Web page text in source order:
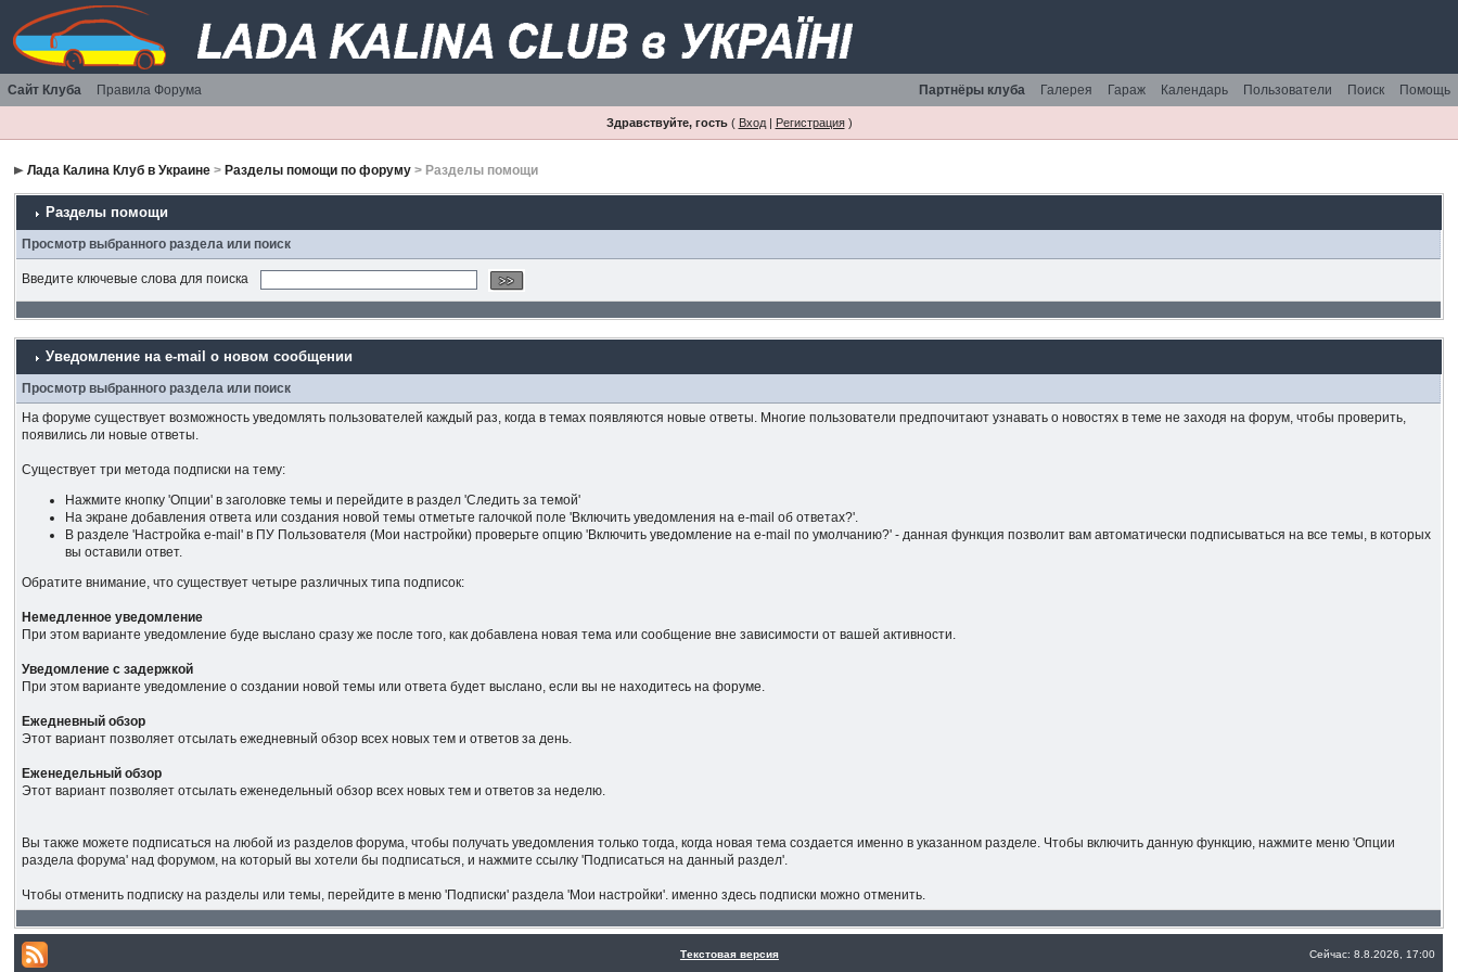
Сайт Клуба Правила Форума Помощь
Поиск
Пользователи
Календарь
Гараж
Галерея
Партнёры клуба
Здравствуйте, гость( Вход| Регистрация)
Лада Калина Клуб в Украине > Разделы помощи по форуму > Разделы помощи
Разделы помощи
Просмотр выбранного раздела или поиск
Введите ключевые слова для поиска
Уведомление на е-mail о новом сообщении
Просмотр выбранного раздела или поиск
На форуме существует возможность уведомлять пользователей каждый раз, когда в темах появляются новые ответы. Многие пользователи предпочитают узнавать о новостях в теме не заходя на форум, чтобы проверить,
появились ли новые ответы.
Существует три метода подписки на тему:
Нажмите кнопку 'Опции' в заголовке темы и перейдите в раздел 'Следить за темой'
На экране добавления ответа или создания новой темы отметьте галочкой поле 'Включить уведомления на е-mail об ответах?'.
В разделе 'Настройка е-mail' в ПУ Пользователя (Мои настройки) проверьте опцию 'Включить уведомление на е-mail по умолчанию?' - данная функция позволит вам автоматически подписываться на все темы, в которых
вы оставили ответ.
Обратите внимание, что существует четыре различных типа подписок:
Немедленное уведомление
При этом варианте уведомление буде выслано сразу же после того, как добавлена новая тема или сообщение вне зависимости от вашей активности.
Уведомление с задержкой
При этом варианте уведомление о создании новой темы или ответа будет выслано, если вы не находитесь на форуме.
Ежедневный обзор
Этот вариант позволяет отсылать ежедневный обзор всех новых тем и ответов за день.
Еженедельный обзор
Этот вариант позволяет отсылать еженедельный обзор всех новых тем и ответов за неделю.
Вы также можете подписаться на любой из разделов форума, чтобы получать уведомления только тогда, когда новая тема создается именно в указанном разделе. Чтобы включить данную функцию, нажмите меню 'Опции
раздела форума' над форумом, на который вы хотели бы подписаться, и нажмите ссылку 'Подписаться на данный раздел'.
Чтобы отменить подписку на разделы или темы, перейдите в меню 'Подписки' раздела 'Мои настройки'. именно здесь подписки можно отменить.
Текстовая версия Сейчас: 8.8.2026, 17:00